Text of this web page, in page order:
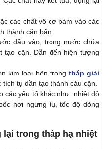
các chất vô cơ bám vào các
thành cặn bẩn.
đầu vào, trong nước chứa
tạo cặn. Dẫn đến hiện tượng
kim loại bên trong tháp giải
tích tụ dần tạo thành cáu cặn.
các yếu tố khác như: nhiệt độ
hơi ngưng tụ, tốc độ dòng
lại trong tháp hạ nhiệt